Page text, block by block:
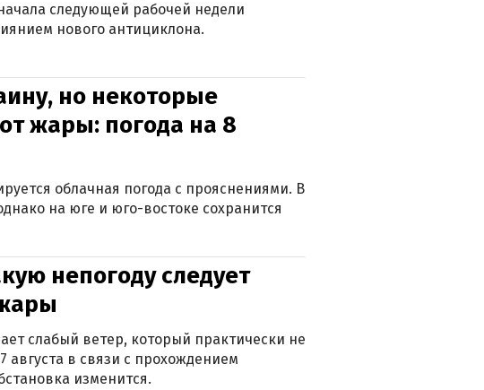
следующей рабочей недели
нового антициклона.
но некоторые
жары: погода на 8
облачная погода с прояснениями. В
на юге и юго-востоке сохранится
непогоду следует
слабый ветер, который практически не
августа в связи с прохождением
изменится.